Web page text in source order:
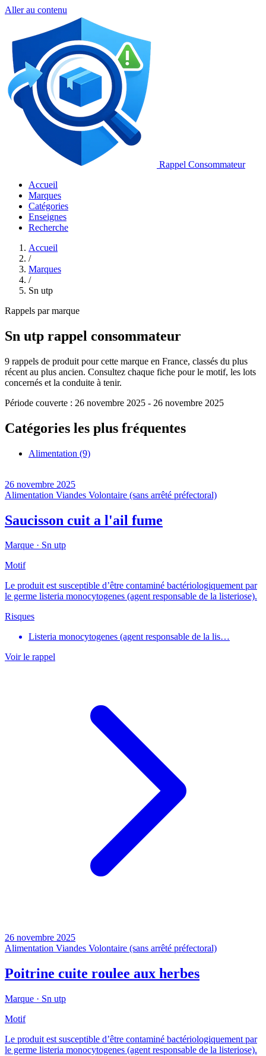
Aller au contenu
Rappel Consommateur
Accueil
Marques
Catégories
Enseignes
Recherche
Accueil
/
Marques
/
Sn utp
Rappels par marque
Sn utp rappel consommateur
9 rappels de produit pour cette marque en France, classés du plus
récent au plus ancien. Consultez chaque fiche pour le motif, les lots
concernés et la conduite à tenir.
Période couverte : 26 novembre 2025 - 26 novembre 2025
Catégories les plus fréquentes
Alimentation (9)
26 novembre 2025
Alimentation Viandes Volontaire (sans arrêté préfectoral)
Saucisson cuit a l'ail fume
Marque · Sn utp
Motif
Le produit est susceptible d’être contaminé bactériologiquement par
le germe listeria monocytogenes (agent responsable de la listeriose).
Risques
Listeria monocytogenes (agent responsable de la lis…
Voir le rappel
26 novembre 2025
Alimentation Viandes Volontaire (sans arrêté préfectoral)
Poitrine cuite roulee aux herbes
Marque · Sn utp
Motif
Le produit est susceptible d’être contaminé bactériologiquement par
le germe listeria monocytogenes (agent responsable de la listeriose).